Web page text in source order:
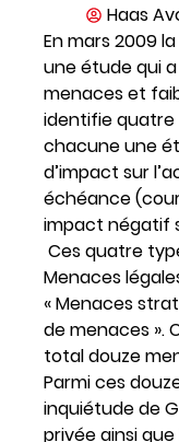
Haas
En mars 2009
une étude qui
menaces et
identifie
chacune une
d’impact sur
échéance
impact négatif
Ces quatre
Menaces
« Menaces
de menaces ».
total douze
Parmi ces
inquiétude de
privée ainsi